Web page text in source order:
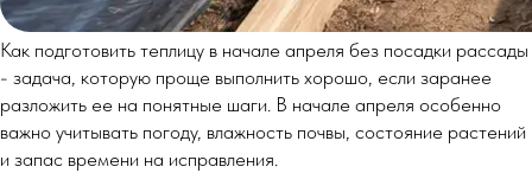
Как подготовить теплицу в начале апреля без посадки рассады
- задача, которую проще выполнить хорошо, если заранее
разложить ее на понятные шаги. В начале апреля особенно
важно учитывать погоду, влажность почвы, состояние растений
и запас времени на исправления.